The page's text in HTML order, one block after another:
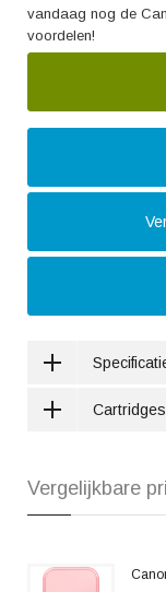
vandaag nog de
voordelen!
Vergelijkbare